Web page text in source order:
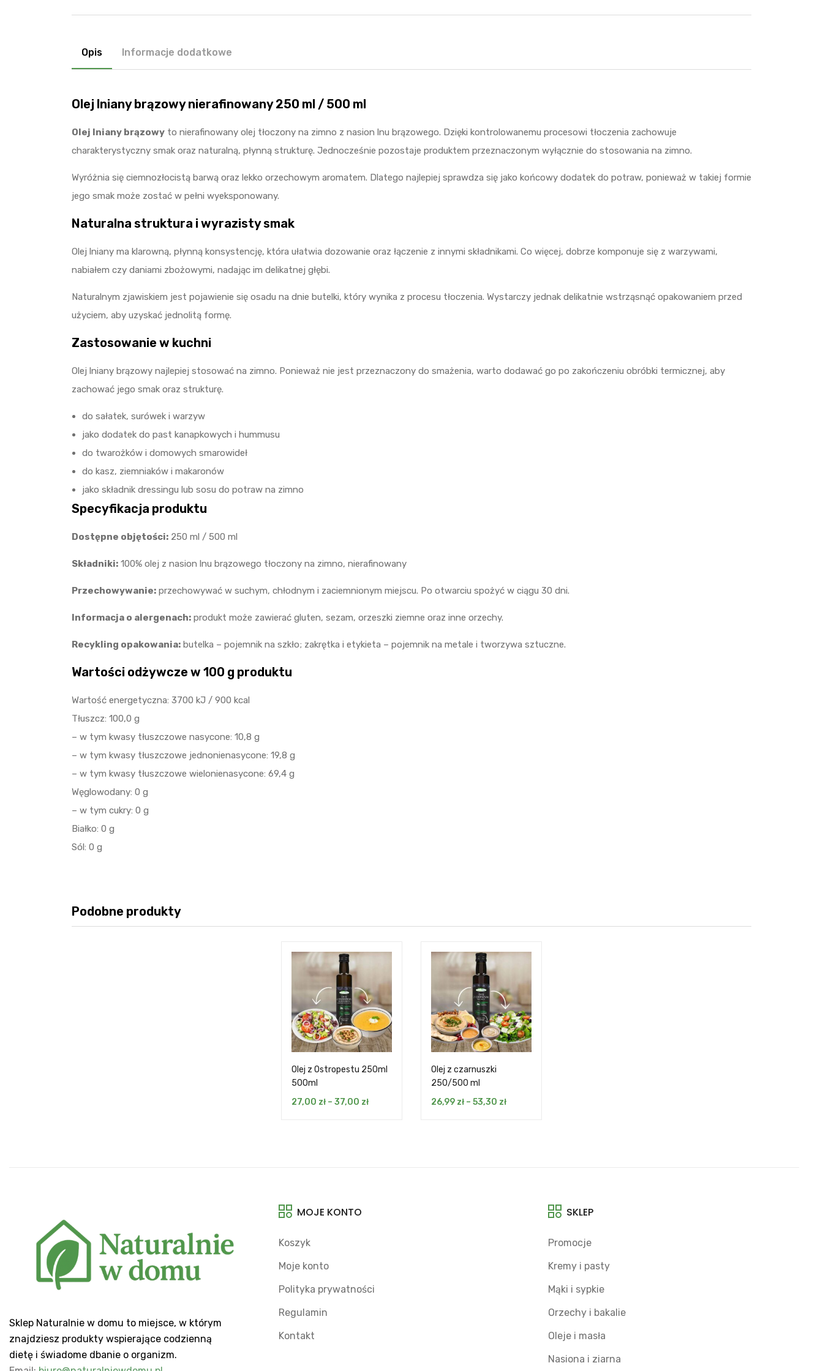
Opis Informacje dodatkowe
Olej lniany brązowy nierafinowany 250 ml / 500 ml
Olej lniany brązowy to nierafinowany olej tłoczony na zimno z nasion lnu brązowego. Dzięki kontrolowanemu procesowi tłoczenia zachowuje
charakterystyczny smak oraz naturalną, płynną strukturę. Jednocześnie pozostaje produktem przeznaczonym wyłącznie do stosowania na zimno.
Wyróżnia się ciemnozłocistą barwą oraz lekko orzechowym aromatem. Dlatego najlepiej sprawdza się jako końcowy dodatek do potraw, ponieważ w takiej formie
jego smak może zostać w pełni wyeksponowany.
Naturalna struktura i wyrazisty smak
Olej lniany ma klarowną, płynną konsystencję, która ułatwia dozowanie oraz łączenie z innymi składnikami. Co więcej, dobrze komponuje się z warzywami,
nabiałem czy daniami zbożowymi, nadając im delikatnej głębi.
Naturalnym zjawiskiem jest pojawienie się osadu na dnie butelki, który wynika z procesu tłoczenia. Wystarczy jednak delikatnie wstrząsnąć opakowaniem przed
użyciem, aby uzyskać jednolitą formę.
Zastosowanie w kuchni
Olej lniany brązowy najlepiej stosować na zimno. Ponieważ nie jest przeznaczony do smażenia, warto dodawać go po zakończeniu obróbki termicznej, aby
zachować jego smak oraz strukturę.
do sałatek, surówek i warzyw
jako dodatek do past kanapkowych i hummusu
do twarożków i domowych smarowideł
do kasz, ziemniaków i makaronów
jako składnik dressingu lub sosu do potraw na zimno
Specyfikacja produktu
Dostępne objętości: 250 ml / 500 ml
Składniki: 100% olej z nasion lnu brązowego tłoczony na zimno, nierafinowany
Przechowywanie: przechowywać w suchym, chłodnym i zaciemnionym miejscu. Po otwarciu spożyć w ciągu 30 dni.
Informacja o alergenach: produkt może zawierać gluten, sezam, orzeszki ziemne oraz inne orzechy.
Recykling opakowania: butelka – pojemnik na szkło; zakrętka i etykieta – pojemnik na metale i tworzywa sztuczne.
Wartości odżywcze w 100 g produktu
Wartość energetyczna: 3700 kJ / 900 kcal
Tłuszcz: 100,0 g
– w tym kwasy tłuszczowe nasycone: 10,8 g
– w tym kwasy tłuszczowe jednonienasycone: 19,8 g
– w tym kwasy tłuszczowe wielonienasycone: 69,4 g
Węglowodany: 0 g
– w tym cukry: 0 g
Białko: 0 g
Sól: 0 g
Podobne produkty
Olej z Ostropestu 250ml
500ml
27,00 zł – 37,00 zł
Olej z czarnuszki
250/500 ml
26,99 zł – 53,30 zł
Sklep Naturalnie w domu to miejsce, w którym
znajdziesz produkty wspierające codzienną
dietę i świadome dbanie o organizm.
MOJE KONTO
Koszyk
Moje konto
Polityka prywatności
Regulamin
Kontakt
SKLEP
Promocje
Kremy i pasty
Mąki i sypkie
Orzechy i bakalie
Oleje i masła
Nasiona i ziarna